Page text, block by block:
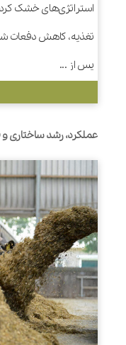
استراتژی‌های خشک
تغذیه، کاهش دفعات
پس از ...